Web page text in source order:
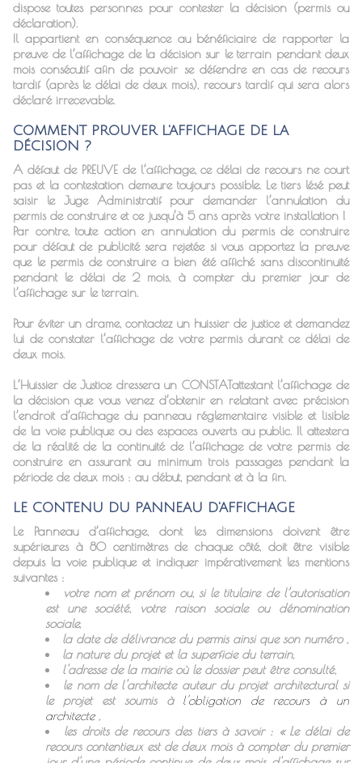
dispose toutes personnes pour contester la décision (permis ou
déclaration).
Il appartient en conséquence au bénéficiaire de rapporter la
preuve de l’affichage de la décision sur le terrain pendant deux
mois consécutif afin de pouvoir se défendre en cas de recours
tardif (après le délai de deux mois), recours tardif qui sera alors
déclaré irrecevable.
COMMENT PROUVER L'AFFICHAGE DE LA
DÉCISION ?
A défaut de PREUVE de l’affichage, ce délai de recours ne court
pas et la contestation demeure toujours possible. Le tiers lésé peut
saisir le Juge Administratif pour demander l’annulation du
permis de construire et ce jusqu’à 5 ans après votre installation !
Par contre, toute action en annulation du permis de construire
pour défaut de publicité sera rejetée si vous apportez la preuve
que le permis de construire a bien été affiché sans discontinuité
pendant le délai de 2 mois, à compter du premier jour de
l’affichage sur le terrain.
Pour éviter un drame, contactez un huissier de justice et demandez
lui de constater l’affichage de votre permis durant ce délai de
deux mois.
L’Huissier de Justice dressera un CONSTATattestant l’affichage de
la décision que vous venez d’obtenir en relatant avec précision
l’endroit d’affichage du panneau réglementaire visible et lisible
de la voie publique ou des espaces ouverts au public. Il attestera
de la réalité de la continuité de l’affichage de votre permis de
construire en assurant au minimum trois passages pendant la
période de deux mois : au début, pendant et à la fin.
LE CONTENU DU PANNEAU D'AFFICHAGE
Le Panneau d’affichage, dont les dimensions doivent être
supérieures à 80 centimètres de chaque côté, doit être visible
depuis la voie publique et indiquer impérativement les mentions
suivantes :
votre nom et prénom ou, si le titulaire de l’autorisation
est une société, votre raison sociale ou dénomination
sociale,
la date de délivrance du permis ainsi que son numéro ,
la nature du projet et la superficie du terrain,
l'adresse de la mairie où le dossier peut être consulté,
le nom de l'architecte auteur du projet architectural si
le projet est soumis à l'obligation de recours à un
architecte ,
les droits de recours des tiers à savoir : « Le délai de
recours contentieux est de deux mois à compter du premier